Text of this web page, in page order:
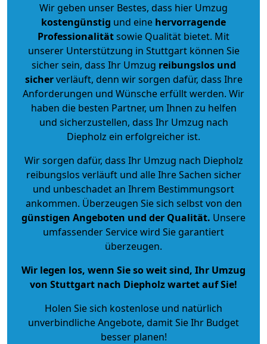
Wir geben unser Bestes, dass hier Umzug
kostengünstig und eine hervorragende
Professionalitätsowie Qualität bietet. Mit
unserer Unterstützung in Stuttgart können Sie
sicher sein, dass Ihr Umzug reibungslos und
sicherverläuft, denn wir sorgen dafür, dass Ihre
Anforderungen und Wünsche erfüllt werden. Wir
haben die besten Partner, um Ihnen zu helfen
und sicherzustellen, dass Ihr Umzug nach
Diepholz ein erfolgreicher ist.
Wir sorgen dafür, dass Ihr Umzug nach Diepholz
reibungslos verläuft und alle Ihre Sachen sicher
und unbeschadet an Ihrem Bestimmungsort
ankommen. Überzeugen Sie sich selbst von den
günstigen Angeboten und der Qualität. Unsere
umfassender Service wird Sie garantiert
überzeugen.
Wir legen los, wenn Sie so weit sind, Ihr Umzug
von Stuttgart nach Diepholz wartet auf Sie!
Holen Sie sich kostenlose und natürlich
unverbindliche Angebote, damit Sie Ihr Budget
besser planen!